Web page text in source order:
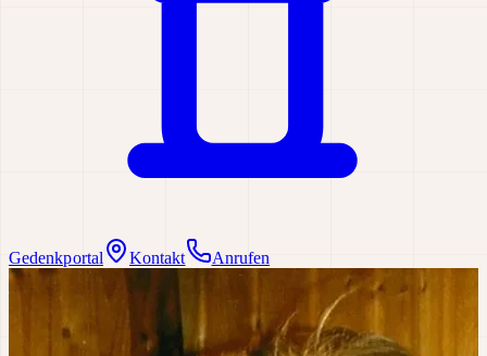
Gedenkportal Kontakt Anrufen